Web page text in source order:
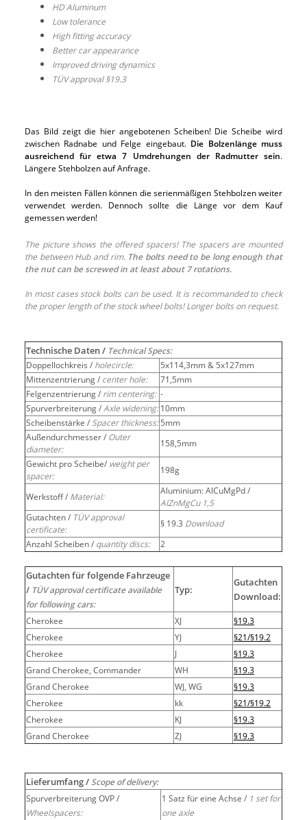
HD Aluminum
Low tolerance
High fitting accuracy
Better car appearance
Improved driving dynamics
TÜV approval §19.3
Das Bild zeigt die hier angebotenen Scheiben! Die Scheibe wird
zwischen Radnabe und Felge eingebaut. Die Bolzenlänge muss
ausreichend für etwa 7 Umdrehungen der Radmutter sein.
Längere Stehbolzen auf Anfrage.
In den meisten Fällen können die serienmäßigen Stehbolzen weiter
verwendet werden. Dennoch sollte die Länge vor dem Kauf
gemessen werden!
The picture shows the offered spacers! The spacers are mounted
the between Hub and rim. The bolts need to be long enough that
the nut can be screwed in at least about 7 rotations.
In most cases stock bolts can be used. It is recommanded to check
the proper length of the stock wheel bolts! Longer bolts on request.
Technische Daten / Technical Specs:
Doppellochkreis / holecircle:
5x114,3mm & 5x127mm
Mittenzentrierung / center hole:
71,5mm
Felgenzentrierung / rim centering: -
Spurverbreiterung /Axle widening: 10mm
Scheibenstärke / Spacer thickness: 5mm
Außendurchmesser / Outer
diameter:
158,5mm
Gewicht pro Scheibe/ weight per
spacer:
198g
Werkstoff / Material:
Aluminium: AlCuMgPd /
AlZnMgCu 1,5
Gutachten / TÜV approval
certificate:
§ 19.3 Download
Anzahl Scheiben / quantity discs: 2
Gutachten für folgende Fahrzeuge
/ TÜV approval certificate available
for following cars:
Typ:
Gutachten
Download:
Cherokee XJ
§19.3
Cherokee
YJ
§21/§19.2
Cherokee
J
§19.3
Grand Cherokee, Commander
WH
§19.3
Grand Cherokee
WJ, WG
§19.3
Cherokee
kk
§21/§19.2
Cherokee
KJ
§19.3
Grand Cherokee
ZJ §19.3
Lieferumfang / Scope of delivery:
Spurverbreiterung OVP /
Wheelspacers:
1 Satz für eine Achse / 1 set for
one axle